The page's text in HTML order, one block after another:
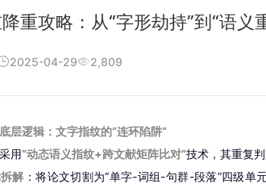
重攻略：从“字形劫持”到“语义
2025-04-29 2,809
层逻辑：文字指纹的“连环陷阱”
用“动态语义指纹+跨文献矩阵比对”技术，其重复
解 ：将论文切割为“单字-词组-句群-段落”四级单